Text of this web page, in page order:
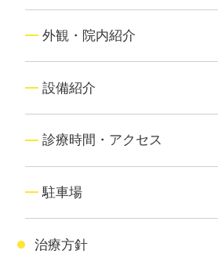
外観・院内紹介
設備紹介
診療時間・アクセス
駐車場
治療方針